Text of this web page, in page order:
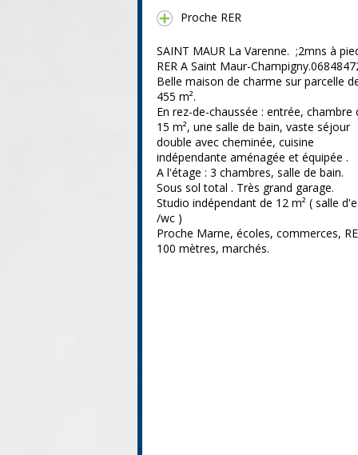
Proche RER
SAINT MAUR La Varenne. ;2mns à
RER A Saint Maur-
Belle maison de charme sur parcelle
455 m².
En rez-de-chaussée : entrée, chambre
15 m², une salle de bain, vaste séjour
double avec cheminée, cuisine
indépendante aménagée et équipée .
A l'étage : 3 chambres, salle de bain.
Sous sol total . Très grand garage.
Studio indépendant de 12 m² ( salle
/wc )
Proche Marne, écoles, commerces,
100 mètres, marchés.